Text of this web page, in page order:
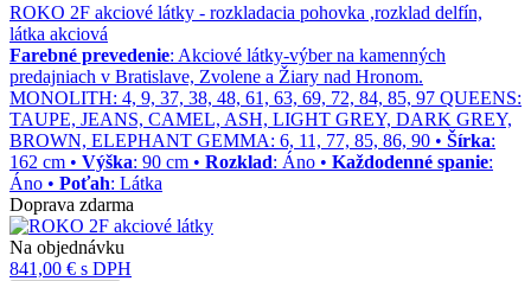
ROKO 2F akciové látky - rozkladacia pohovka ,rozklad delfín,
látka akciová
Farebné prevedenie: Akciové látky-výber na kamenných
predajniach v Bratislave, Zvolene a Žiary nad Hronom.
MONOLITH: 4, 9, 37, 38, 48, 61, 63, 69, 72, 84, 85, 97 QUEENS:
TAUPE, JEANS, CAMEL, ASH, LIGHT GREY, DARK GREY,
BROWN, ELEPHANT GEMMA: 6, 11, 77, 85, 86, 90 • Šírka:
162 cm • Výška: 90 cm • Rozklad: Áno • Každodenné spanie:
Áno • Poťah: Látka
Doprava zdarma
Na objednávku
841,00 € s DPH